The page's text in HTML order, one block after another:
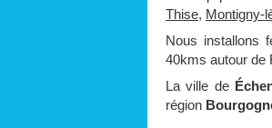
Thise, Montigny-
Nous installons
40kms autour de
La ville de
région